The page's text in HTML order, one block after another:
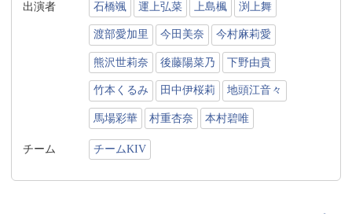
出演者 石橋颯 運上弘菜 上島楓 渕上舞
渡部愛加里 今田美奈 今村麻莉愛
熊沢世莉奈 後藤陽菜乃 下野由貴
竹本くるみ 田中伊桜莉 地頭江音々
馬場彩華 村重杏奈 本村碧唯
チーム チームKIV